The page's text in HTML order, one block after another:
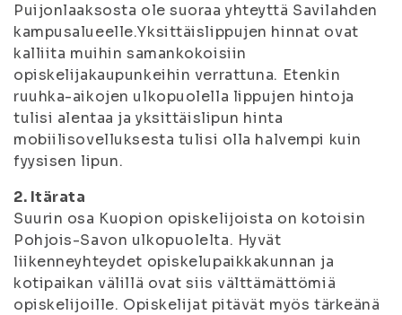
Puijonlaaksosta ole suoraa yhteyttä Savilahden
kampusalueelle.Yksittäislippujen hinnat ovat
kalliita muihin samankokoisiin
opiskelijakaupunkeihin verrattuna. Etenkin
ruuhka-aikojen ulkopuolella lippujen hintoja
tulisi alentaa ja yksittäislipun hinta
mobiilisovelluksesta tulisi olla halvempi kuin
fyysisen lipun.
2. Itärata
Suurin osa Kuopion opiskelijoista on kotoisin
Pohjois-Savon ulkopuolelta. Hyvät
liikenneyhteydet opiskelupaikkakunnan ja
kotipaikan välillä ovat siis välttämättömiä
opiskelijoille. Opiskelijat pitävät myös tärkeänä